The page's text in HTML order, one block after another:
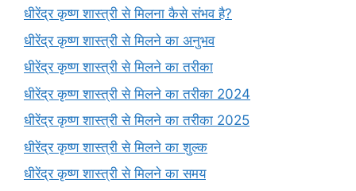
धीरेंद्र कृष्ण शास्त्री से मिलना कैसे संभव है?
धीरेंद्र कृष्ण शास्त्री से मिलने का अनुभव
धीरेंद्र कृष्ण शास्त्री से मिलने का तरीका
धीरेंद्र कृष्ण शास्त्री से मिलने का तरीका 2024
धीरेंद्र कृष्ण शास्त्री से मिलने का तरीका 2025
धीरेंद्र कृष्ण शास्त्री से मिलने का शुल्क
धीरेंद्र कृष्ण शास्त्री से मिलने का समय